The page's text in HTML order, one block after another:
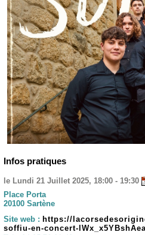
Infos pratiques
le Lundi 21 Juillet 2025, 18:00 - 19:30
Place Porta
20100 Sartène
Site web : https://
soffiu-en-concert-